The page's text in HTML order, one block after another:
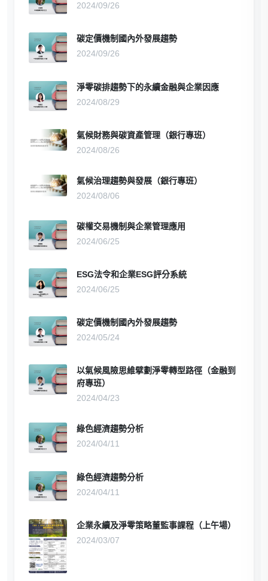
2024/09/26
碳定價機制國內外發展趨勢
2024/09/26
淨零碳排趨勢下的永續金融與企業因應
2024/08/29
氣候財務與碳資產管理（銀行專班）
2024/08/26
氣候治理趨勢與發展（銀行專班）
2024/08/06
碳權交易機制與企業管理應用
2024/06/25
ESG法令和企業ESG評分系統
2024/06/25
碳定價機制國內外發展趨勢
2024/05/24
以氣候風險思維擘劃淨零轉型路徑（金融到
府專班）
2024/04/23
綠色經濟趨勢分析
2024/04/11
綠色經濟趨勢分析
2024/04/11
企業永續及淨零策略董監事課程（上午場）
2024/03/07